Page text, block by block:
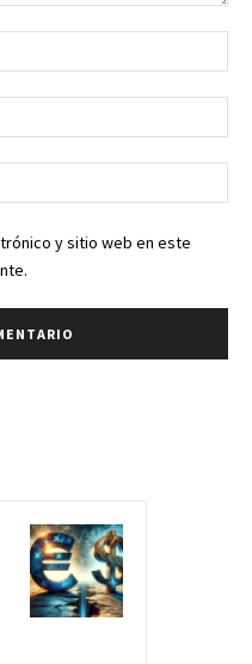
y sitio web en este